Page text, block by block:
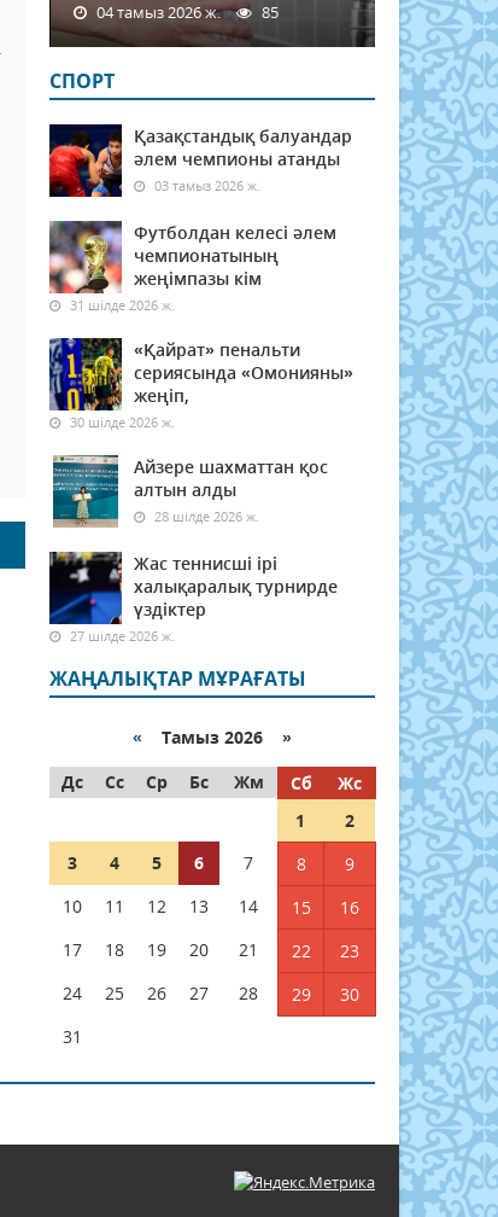
04 тамыз 2026 ж. 85
СПОРТ
Қазақстандық балуандар
әлем чемпионы атанды
03 тамыз 2026 ж.
Футболдан келесі әлем
чемпионатының
жеңімпазы кім
31 шілде 2026 ж.
«Қайрат» пенальти
сериясында «Омонияны»
жеңіп,
30 шілде 2026 ж.
Айзере шахматтан қос
алтын алды
28 шілде 2026 ж.
Жас теннисші ірі
халықаралық турнирде
үздіктер
27 шілде 2026 ж.
ЖАҢАЛЫҚТАР МҰРАҒАТЫ
« Тамыз 2026 »
Дс
Сс Ср Бс Жм Сб
Жс
1
2
3
4 5 6 7 8
9
10
11 12 13 14 15
16
17
18 19 20 21 22
23
24
25 26 27 28 29
30
31